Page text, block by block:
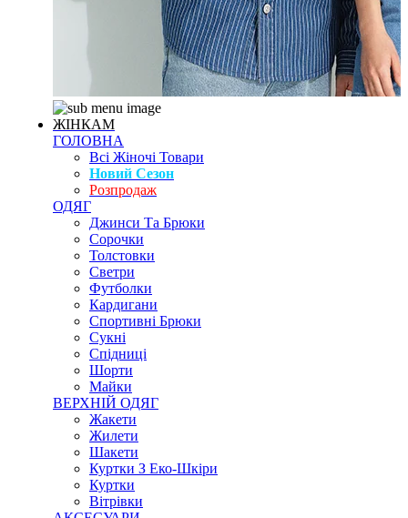
ЖІНКАМ
ГОЛОВНА
Всі Жіночі Товари
Новий Сезон
Розпродаж
ОДЯГ
Джинси Та Брюки
Сорочки
Толстовки
Светри
Футболки
Кардигани
Спортивні Брюки
Сукні
Спідниці
Шорти
Майки
ВЕРХНІЙ ОДЯГ
Жакети
Жилети
Шакети
Куртки З Еко-Шкіри
Куртки
Вітрівки